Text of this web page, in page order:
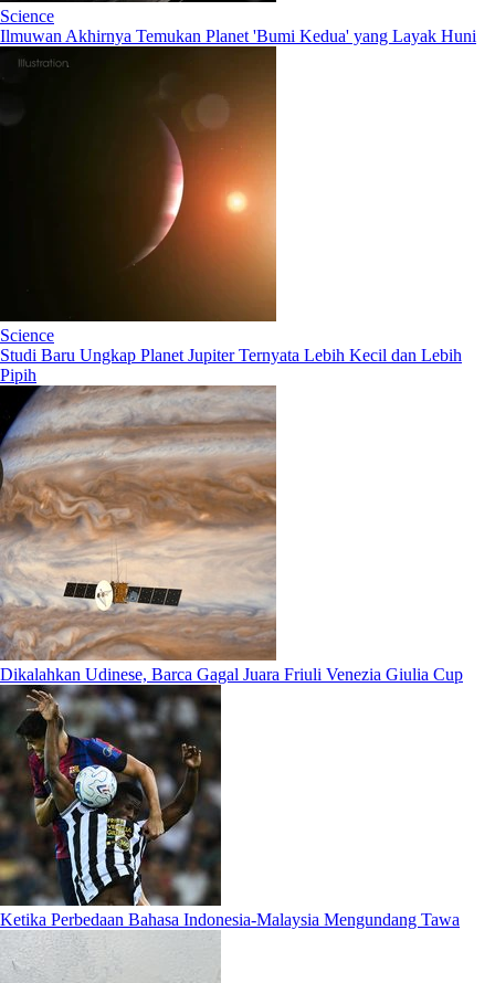
Science
Ilmuwan Akhirnya Temukan Planet 'Bumi Kedua' yang Layak Huni
Science
Studi Baru Ungkap Planet Jupiter Ternyata Lebih Kecil dan Lebih
Pipih
Dikalahkan Udinese, Barca Gagal Juara Friuli Venezia Giulia Cup
Ketika Perbedaan Bahasa Indonesia-Malaysia Mengundang Tawa